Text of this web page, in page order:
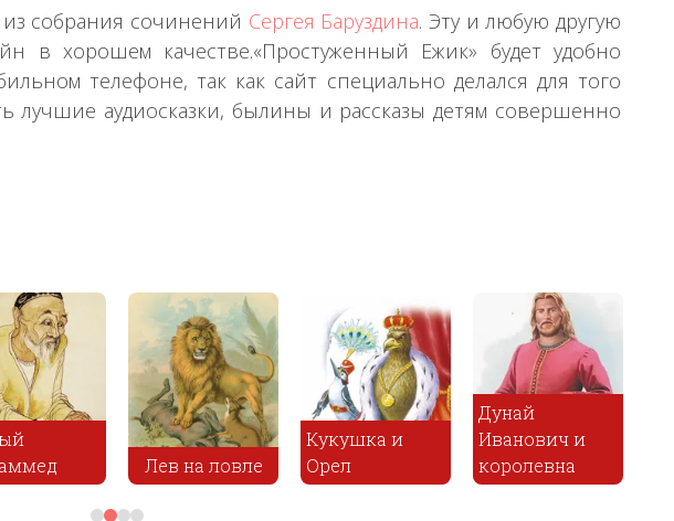
собрания сочинений Сергея Баруздина. Эту и любую другую
в хорошем качестве.«Простуженный Ежик» будет удобно
телефоне, так как сайт специально делался для того
лучшие аудиосказки, былины и рассказы детям совершенно
Лев на ловле
Кукушка и
Орел
Дунай
Иванович и
королевна
Упирь и
Миколай